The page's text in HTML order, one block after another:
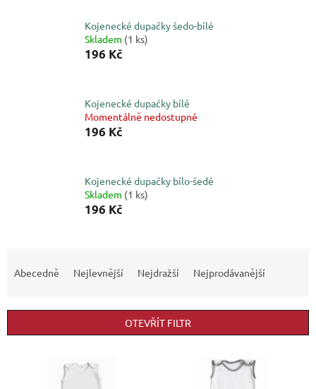
Kojenecké dupačky šedo-bílé
Skladem (1 ks)
196 Kč
Kojenecké dupačky bílé
Momentálně nedostupné
196 Kč
Kojenecké dupačky bílo-šedé
Skladem (1 ks)
196 Kč
í
Abecedně Nejlevnější Nejdražší Nejprodávanější
OTEVŘÍT FILTR